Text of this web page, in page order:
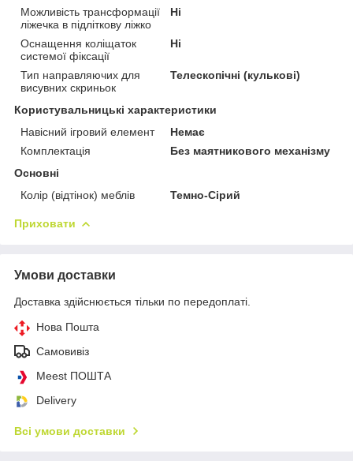
Можливість трансформації
ліжечка в підліткову ліжко
Ні
Оснащення коліщаток
системої фіксації
Ні
Тип направляючих для
висувних скриньок
Телескопічні (кулькові)
Користувальницькі характеристики
Навісний ігровий елемент
Немає
Комплектація
Без маятникового механізму
Основні
Колір (відтінок) меблів
Темно-Сірий
Приховати
Умови доставки
Доставка здійснюється тільки по передоплаті.
Нова Пошта
Самовивіз
Meest ПОШТА
Delivery
Всі умови доставки